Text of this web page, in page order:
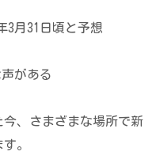
3月31日頃と予想
がある
、さまざまな場所で新
。